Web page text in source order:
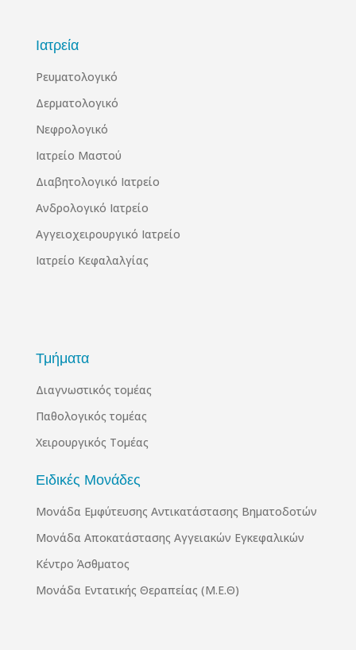
Ιατρεία
Ρευματολογικό
Δερματολογικό
Νεφρολογικό
Ιατρείο Μαστού
Διαβητολογικό Ιατρείο
Ανδρολογικό Ιατρείο
Αγγειοχειρουργικό Ιατρείο
Ιατρείο Κεφαλαλγίας
Τμήματα
Διαγνωστικός τομέας
Παθολογικός τομέας
Χειρουργικός Τομέας
Ειδικές Μονάδες
Μονάδα Εμφύτευσης Αντικατάστασης Βηματοδοτών
Μονάδα Αποκατάστασης Αγγειακών Εγκεφαλικών
Κέντρο Άσθματος
Μονάδα Εντατικής Θεραπείας (Μ.Ε.Θ)